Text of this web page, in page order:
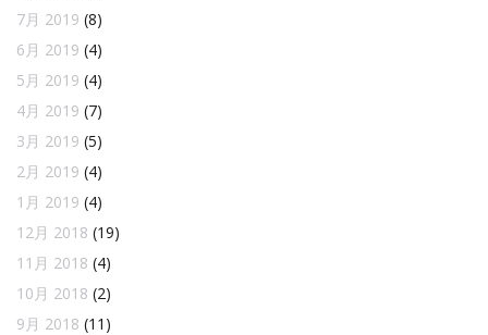
7月 2019 (8)
6月 2019 (4)
5月 2019 (4)
4月 2019 (7)
3月 2019 (5)
2月 2019 (4)
1月 2019 (4)
12月 2018 (19)
11月 2018 (4)
10月 2018 (2)
9月 2018 (11)